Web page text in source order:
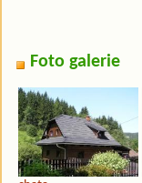
Foto galerie